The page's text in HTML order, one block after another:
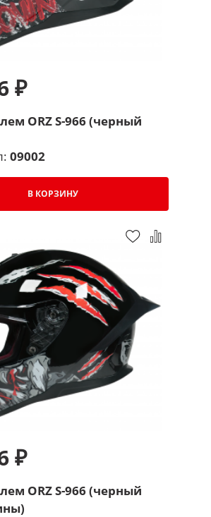
₽
ORZ S-966 (черный
09002
В КОРЗИНУ
₽
ORZ S-966 (черный